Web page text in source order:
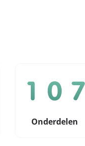
Onderdelen